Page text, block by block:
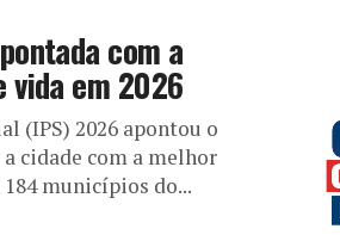
com a
vida em 2026
(IPS) 2026 apontou o
cidade com a melhor
municípios do...